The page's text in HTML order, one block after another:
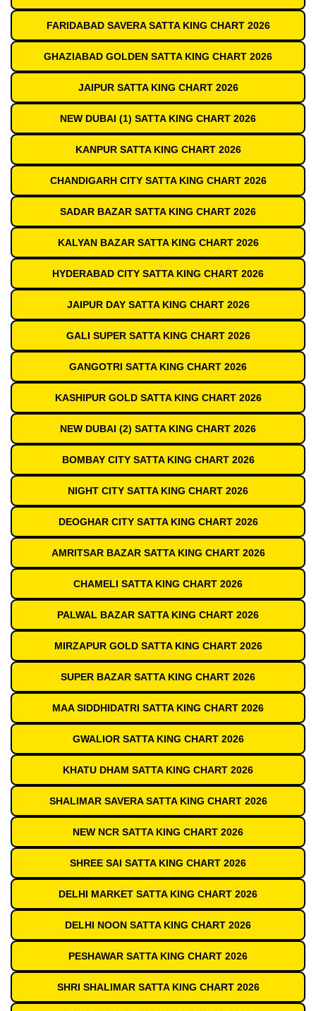
FARIDABAD SAVERA SATTA KING CHART 2026
GHAZIABAD GOLDEN SATTA KING CHART 2026
JAIPUR SATTA KING CHART 2026
NEW DUBAI (1) SATTA KING CHART 2026
KANPUR SATTA KING CHART 2026
CHANDIGARH CITY SATTA KING CHART 2026
SADAR BAZAR SATTA KING CHART 2026
KALYAN BAZAR SATTA KING CHART 2026
HYDERABAD CITY SATTA KING CHART 2026
JAIPUR DAY SATTA KING CHART 2026
GALI SUPER SATTA KING CHART 2026
GANGOTRI SATTA KING CHART 2026
KASHIPUR GOLD SATTA KING CHART 2026
NEW DUBAI (2) SATTA KING CHART 2026
BOMBAY CITY SATTA KING CHART 2026
NIGHT CITY SATTA KING CHART 2026
DEOGHAR CITY SATTA KING CHART 2026
AMRITSAR BAZAR SATTA KING CHART 2026
CHAMELI SATTA KING CHART 2026
PALWAL BAZAR SATTA KING CHART 2026
MIRZAPUR GOLD SATTA KING CHART 2026
SUPER BAZAR SATTA KING CHART 2026
MAA SIDDHIDATRI SATTA KING CHART 2026
GWALIOR SATTA KING CHART 2026
KHATU DHAM SATTA KING CHART 2026
SHALIMAR SAVERA SATTA KING CHART 2026
NEW NCR SATTA KING CHART 2026
SHREE SAI SATTA KING CHART 2026
DELHI MARKET SATTA KING CHART 2026
DELHI NOON SATTA KING CHART 2026
PESHAWAR SATTA KING CHART 2026
SHRI SHALIMAR SATTA KING CHART 2026